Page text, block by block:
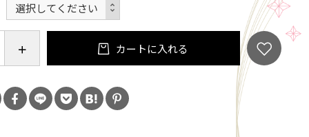
ラミックです。硬いものを勢いよく置いたり落と
ください。
直接お香を焚かないでください。お香立てをご使
です。写真に掲載されている小物等は含まれてお
カートに入れる